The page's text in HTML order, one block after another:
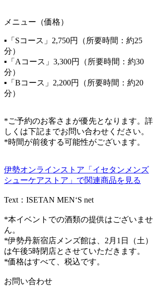
メニュー（価格）
▪「Sコース」2,750円（所要時間：約25
分）
▪「Aコース」3,300円（所要時間：約30
分）
▪「Bコース」2,200円（所要時間：約20
分）
*ご予約のお客さまが優先となります。詳
しくは下記までお問い合わせください。
*時間が前後する可能性がございます。
伊勢オンラインストア「イセタンメンズ
シューケアストア」で関連商品を見る
Text：ISETAN MEN‘S net
*本イベントでの酒類の提供はございませ
ん。
*伊勢丹新宿店メンズ館は、2月1日（土）
は午後5時閉店とさせていただきます。
*価格はすべて、税込です。
お問い合わせ